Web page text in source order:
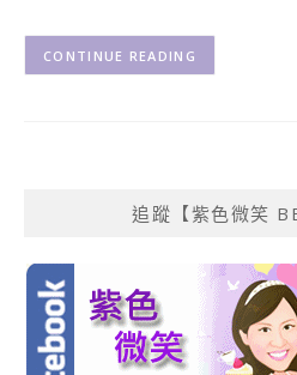
CONTINUE READING
追蹤【紫色微笑